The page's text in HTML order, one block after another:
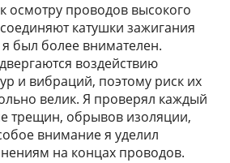
осмотру проводов высокого
катушки зажигания
был более внимателен.
воздействию
и вибраций, поэтому риск их
велик. Я проверял каждый
трещин, обрывов изоляции,
внимание я уделил
на концах проводов.